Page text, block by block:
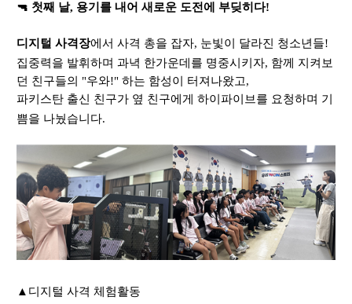
🔫 첫째 날, 용기를 내어 새로운 도전에 부딪히다!
디지털 사격장에서 사격 총을 잡자, 눈빛이 달라진 청소년들!
집중력을 발휘하며 과녁 한가운데를 명중시키자, 함께 지켜보
던 친구들의 "우와!"하는 함성이 터져나왔고,
파키스탄 출신 친구가 옆 친구에게 하이파이브를 요청하며 기
쁨을 나눴습니다.
▲ 디지털 사격 체험활동